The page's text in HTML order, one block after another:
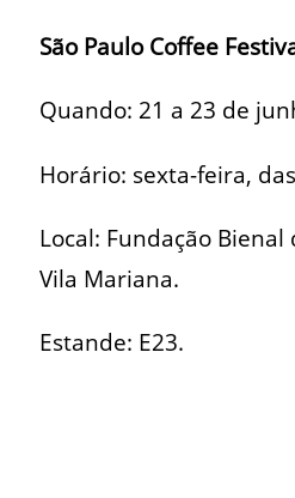
São Paulo Coffee
Quando: 21 a 23 de
Horário: sexta-feira,
Local: Fundação
Vila Mariana.
Estande: E23.